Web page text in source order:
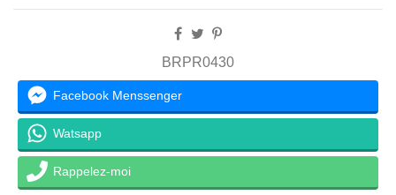
BRPR0430
Facebook Menssenger
Watsapp
Rappelez-moi